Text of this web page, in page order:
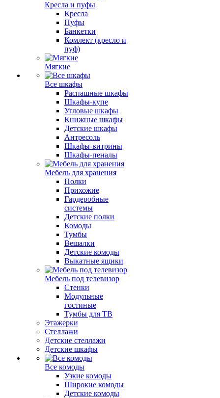
Кресла и пуфы
Кресла
Пуфы
Банкетки
Комлект (кресло и
пуф)
Мягкие
Все шкафы
Распашные шкафы
Шкафы-купе
Угловые шкафы
Книжные шкафы
Детские шкафы
Антресоль
Шкафы-витрины
Шкафы-пеналы
Мебель для хранения
Полки
Прихожие
Гардеробные
системы
Детские полки
Комоды
Тумбы
Вешалки
Детские комоды
Выкатные ящики
Мебель под телевизор
Стенки
Модульные
гостиные
Тумбы для ТВ
Этажерки
Стеллажи
Детские стеллажи
Детские шкафы
Все комоды
Узкие комоды
Широкие комоды
Детские комоды